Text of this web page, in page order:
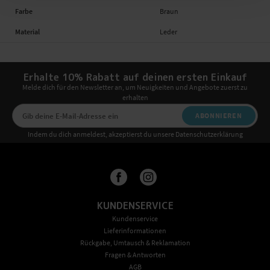
Farbe Braun
Material Leder
Erhalte 10% Rabatt auf deinen ersten Einkauf
Melde dich für den Newsletter an, um Neuigkeiten und Angebote zuerst zu
erhalten
ABONNIEREN
Indem du dich anmeldest, akzeptierst du unsere Datenschutzerklärung
KUNDENSERVICE
Kundenservice
Lieferinformationen
Rückgabe, Umtausch & Reklamation
Fragen & Antworten
AGB